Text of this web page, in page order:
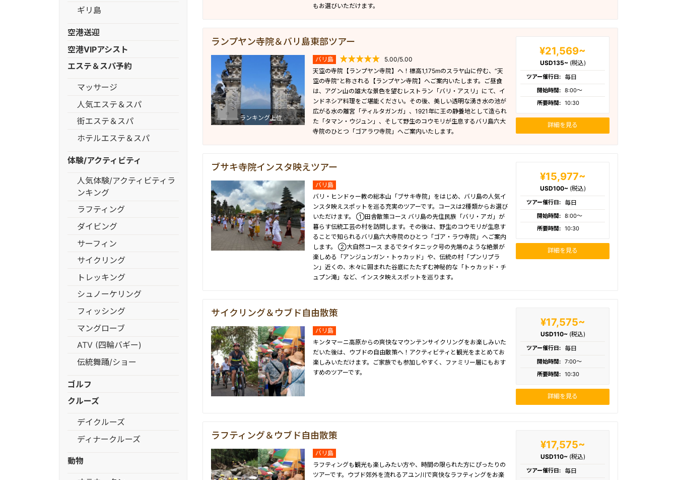
もお選びいただけます。
ランプヤン寺院＆バリ島東部ツアー
ランキング上位
バリ島
5.00/5.00
天空の寺院【ランプヤン寺院】へ！標高1,175mのスラヤ山に佇む、“天
空の寺院”と称される【ランプヤン寺院】へご案内いたします。ご昼食
は、アグン山の雄大な景色を望むレストラン「バリ・アスリ」にて、イ
ンドネシア料理をご堪能ください。その後、美しい透明な湧き水の池が
広がる水の離宮「ティルタガンガ」、1921年に王の静養地として造られ
た「タマン・ウジュン」、そして野生のコウモリが生息するバリ島六大
寺院のひとつ「ゴアラワ寺院」へご案内いたします。
¥21,569~
USD135~ (税込)
ツアー催行日: 毎日
開始時間: 8:00〜
所要時間: 10:30
詳細を見る
ブサキ寺院インスタ映えツアー
バリ島
バリ・ヒンドゥー教の総本山「ブサキ寺院」をはじめ、バリ島の人気イ
ンスタ映えスポットを巡る充実のツアーです。コースは2種類からお選び
いただけます。 ①田舎散策コース バリ島の先住民族「バリ・アガ」が
暮らす伝統工芸の村を訪問します。その後は、野生のコウモリが生息す
ることで知られるバリ島六大寺院のひとつ「ゴア・ラワ寺院」へご案内
します。 ②大自然コース まるでタイタニック号の先端のような絶景が
楽しめる「アンジュンガン・トゥカッド」や、伝統の村「プンリプラ
ン」近くの、木々に囲まれた谷底にたたずむ神秘的な「トゥカッド・チ
ュプン滝」など、インスタ映えスポットを巡ります。
¥15,977~
USD100~ (税込)
ツアー催行日: 毎日
開始時間: 8:00〜
所要時間: 10:30
詳細を見る
サイクリング＆ウブド自由散策
バリ島
キンタマーニ高原からの爽快なマウンテンサイクリングをお楽しみいた
だいた後は、ウブドの自由散策へ！アクティビティと観光をまとめてお
楽しみいただけます。ご家族でも参加しやすく、ファミリー層にもおす
すめのツアーです。
¥17,575~
USD110~ (税込)
ツアー催行日: 毎日
開始時間: 7:00〜
所要時間: 10:30
詳細を見る
ラフティング＆ウブド自由散策
バリ島
ラフティングも観光も楽しみたい方や、時間の限られた方にぴったりの
ツアーです。ウブド郊外を流れるアユン川で爽快なラフティングをお楽
¥17,575~
USD110~ (税込)
ツアー催行日: 毎日
ギリ島
空港送迎
空港VIPアシスト
エステ＆スパ予約
マッサージ
人気エステ＆スパ
街エステ＆スパ
ホテルエステ＆スパ
体験/アクティビティ
人気体験/アクティビティラ
ンキング
ラフティング
ダイビング
サーフィン
サイクリング
トレッキング
シュノーケリング
フィッシング
マングローブ
ATV (四輪バギー)
伝統舞踊/ショー
ゴルフ
クルーズ
デイクルーズ
ディナークルーズ
動物